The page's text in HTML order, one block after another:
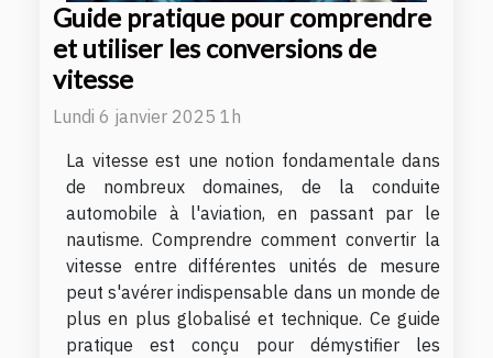
Guide pratique pour comprendre
et utiliser les conversions de
vitesse
Lundi 6 janvier 2025 1h
La vitesse est une notion fondamentale dans
de nombreux domaines, de la conduite
automobile à l'aviation, en passant par le
nautisme. Comprendre comment convertir la
vitesse entre différentes unités de mesure
peut s'avérer indispensable dans un monde de
plus en plus globalisé et technique. Ce guide
pratique est conçu pour démystifier les